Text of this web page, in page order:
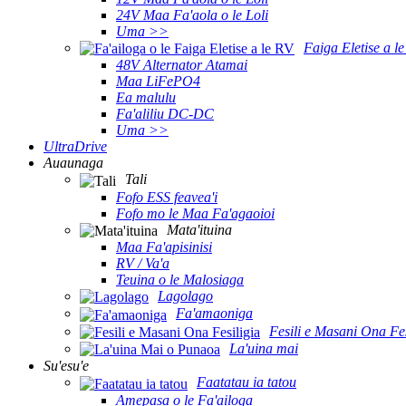
24V Maa Fa'aola o le Loli
Uma >>
Faiga Eletise a
48V Alternator Atamai
Maa LiFePO4
Ea malulu
Fa'aliliu DC-DC
Uma >>
UltraDrive
Auaunaga
Tali
Fofo ESS feavea'i
Fofo mo le Maa Fa'agaoioi
Mata'ituina
Maa Fa'apisinisi
RV / Va'a
Teuina o le Malosiaga
Lagolago
Fa'amaoniga
Fesili e Masani Ona
La'uina mai
Su'esu'e
Faatatau ia tatou
Amepasa o le Fa'ailoga